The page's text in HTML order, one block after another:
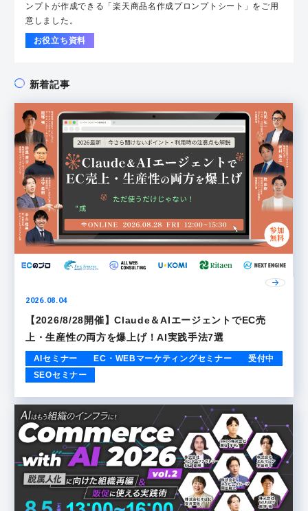
ンプトが作成できる「楽天商品名作成プロンプトシート」をご用
意しました。
お役立ち資料
新着記事
2026.08.04
【2026/8/28開催】Claude＆AIエージェントでEC売
上・生産性の両方を爆上げ！AI実践手法7選
AIセミナー EC・WEBマーケティングセミナー
受付中
SEOセミナー